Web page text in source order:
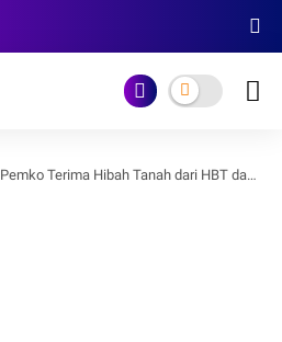
Pemko Terima Hibah Tanah dari HBT dan HTT